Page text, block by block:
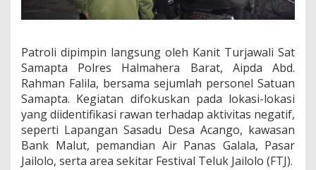
l
L
i
a
r
d
a
n
G
a
Patroli dipimpin langsung oleh Kanit Turjawali Sat
Samapta Polres Halmahera Barat, Aipda Abd.
Rahman Falila, bersama sejumlah personel Satuan
Samapta. Kegiatan difokuskan pada lokasi-lokasi
yang diidentifikasi rawan terhadap aktivitas negatif,
seperti Lapangan Sasadu Desa Acango, kawasan
Bank Malut, pemandian Air Panas Galala, Pasar
Jailolo, serta area sekitar Festival Teluk Jailolo (FTJ).